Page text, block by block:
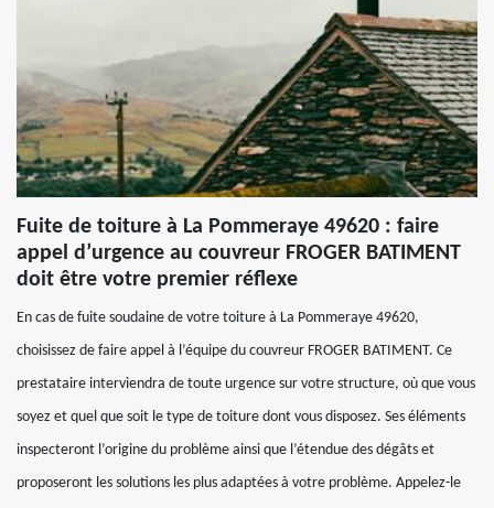
Fuite de toiture à La Pommeraye 49620 : faire
appel d’urgence au couvreur FROGER BATIMENT
doit être votre premier réflexe
En cas de fuite soudaine de votre toiture à La Pommeraye 49620,
choisissez de faire appel à l’équipe du couvreur FROGER BATIMENT. Ce
prestataire interviendra de toute urgence sur votre structure, où que vous
soyez et quel que soit le type de toiture dont vous disposez. Ses éléments
inspecteront l’origine du problème ainsi que l’étendue des dégâts et
proposeront les solutions les plus adaptées à votre problème. Appelez-le